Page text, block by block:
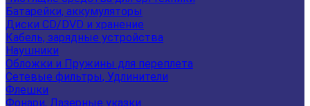
Батарейки, аккумуляторы
Диски CD/DVD и хранение
Кабель, зарядные устройства
Наушники
Обложки и Пружины для переплета
Сетевые фильтры, Удлинители
Флешки
Фонари, Лазерные указки